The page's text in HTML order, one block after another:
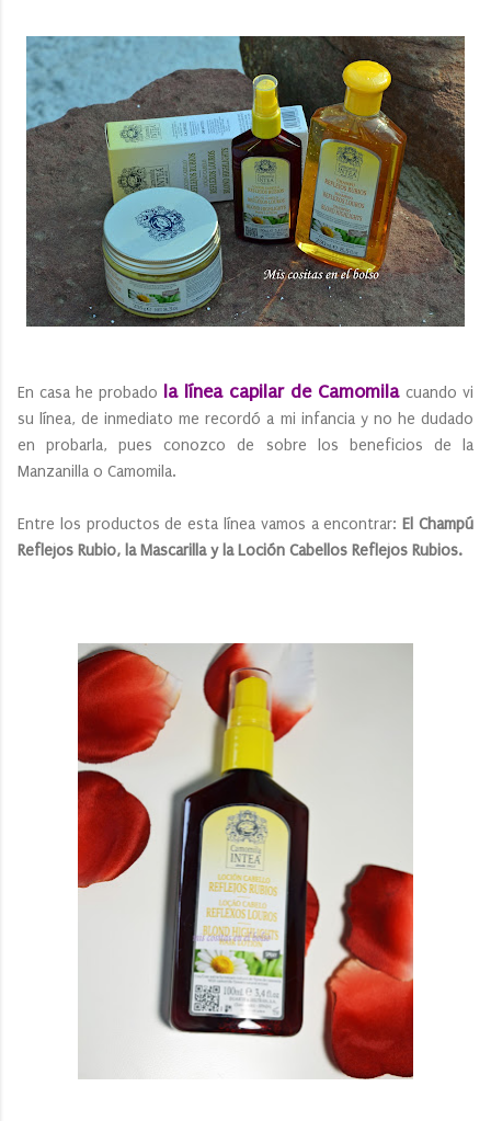
En casa he probado la línea capilar de Camomila cuando vi
su línea, de inmediato me recordó a mi infancia y no he dudado
en probarla, pues conozco de sobre los beneficios de la
Manzanilla o Camomila.
Entre los productos de esta línea vamos a encontrar: El Champú
Reflejos Rubio, la Mascarilla y la Loción Cabellos Reflejos Rubios.